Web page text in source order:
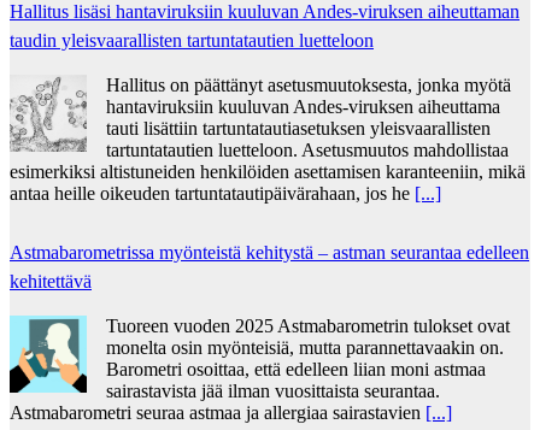
Hallitus lisäsi hantaviruksiin kuuluvan Andes-viruksen aiheuttaman
taudin yleisvaarallisten tartuntatautien luetteloon
Hallitus on päättänyt asetusmuutoksesta, jonka myötä
hantaviruksiin kuuluvan Andes-viruksen aiheuttama
tauti lisättiin tartuntatautiasetuksen yleisvaarallisten
tartuntatautien luetteloon. Asetusmuutos mahdollistaa
esimerkiksi altistuneiden henkilöiden asettamisen karanteeniin, mikä
antaa heille oikeuden tartuntatautipäivärahaan, jos he [...]
Astmabarometrissa myönteistä kehitystä – astman seurantaa edelleen
kehitettävä
Tuoreen vuoden 2025 Astmabarometrin tulokset ovat
monelta osin myönteisiä, mutta parannettavaakin on.
Barometri osoittaa, että edelleen liian moni astmaa
sairastavista jää ilman vuosittaista seurantaa.
Astmabarometri seuraa astmaa ja allergiaa sairastavien [...]